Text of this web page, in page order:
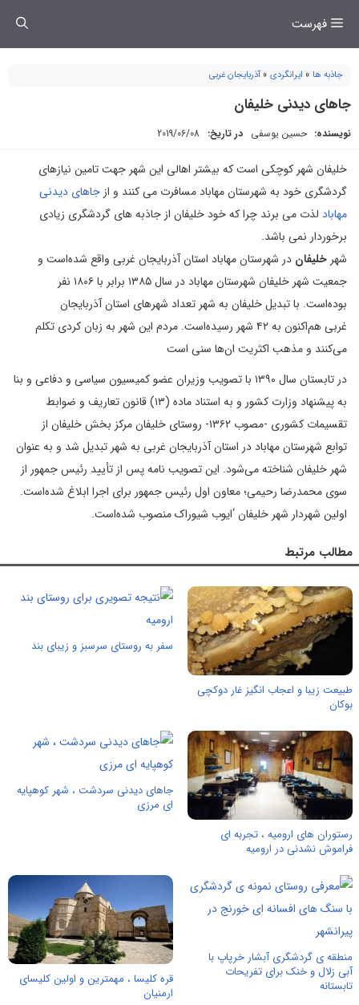
فهرست
جاذبه ها » ایرانگردی » آذربایجان غربی
جاهای دیدنی خلیفان
نویسنده: حسین یوسفی در تاریخ: 2019/06/08
خلیفان شهر کوچکی است که بیشتر اهالی این شهر جهت تامین نیازهای
گردشگری خود به شهرستان مهاباد مسافرت می کنند و از جاهای دیدنی
مهاباد لذت می برند چرا که خود خلیفان از جاذبه های گردشگری زیادی
برخوردار نمی باشد.
شهر خلیفان در شهرستان مهاباد استان آذربایجان غربی واقع شده‌است و
جمعیت شهر خلیفان شهرستان مهاباد در سال ۱۳۸۵ برابر با ۱۸۰۶ نفر
بوده‌است. با تبدیل خلیفان به شهر تعداد شهرهای استان آذربایجان
غربی هم‌اکنون به ۴۲ شهر رسیده‌است. مردم این شهر به زبان کردی تکلم
می‌کنند و مذهب اکثریت ان‌ها سنی است
در تابستان سال ۱۳۹۰ با تصویب وزیران عضو کمیسیون سیاسی و دفاعی و بنا
به پیشنهاد وزارت کشور و به استناد ماده (۱۳) قانون تعاریف و ضوابط
تقسیمات کشوری -مصوب ۱۳۶۲- روستای خلیفان مرکز بخش خلیفان از
توابع شهرستان مهاباد در استان آذربایجان غربی به شهر تبدیل شد و به عنوان
شهر خلیفان شناخته می‌شود. این تصویب نامه پس از تأیید رئیس جمهور از
سوی محمدرضا رحیمی؛ معاون اول رئیس جمهور برای اجرا ابلاغ شده‌است.
اولین شهردار شهر خلیفان ‘ایوب شیوراک منصوب شده‌است.
مطالب مرتبط
طبیعت زیبا و اعجاب انگیز غار دوکچی
بوکان
سفر به روستای سرسبز و زیبای بند
رستوران های ارومیه ، تجربه ای
فراموش نشدنی در ارومیه
جاهای دیدنی سردشت ، شهر کوهپایه
ای مرزی
منطقه ی گردشگری آبشار خرپاپ با
آبی زلال و خنک برای تفریحات
تابستانه
قره کلیسا ، مهمترین و اولین کلیسای
ارمنیان